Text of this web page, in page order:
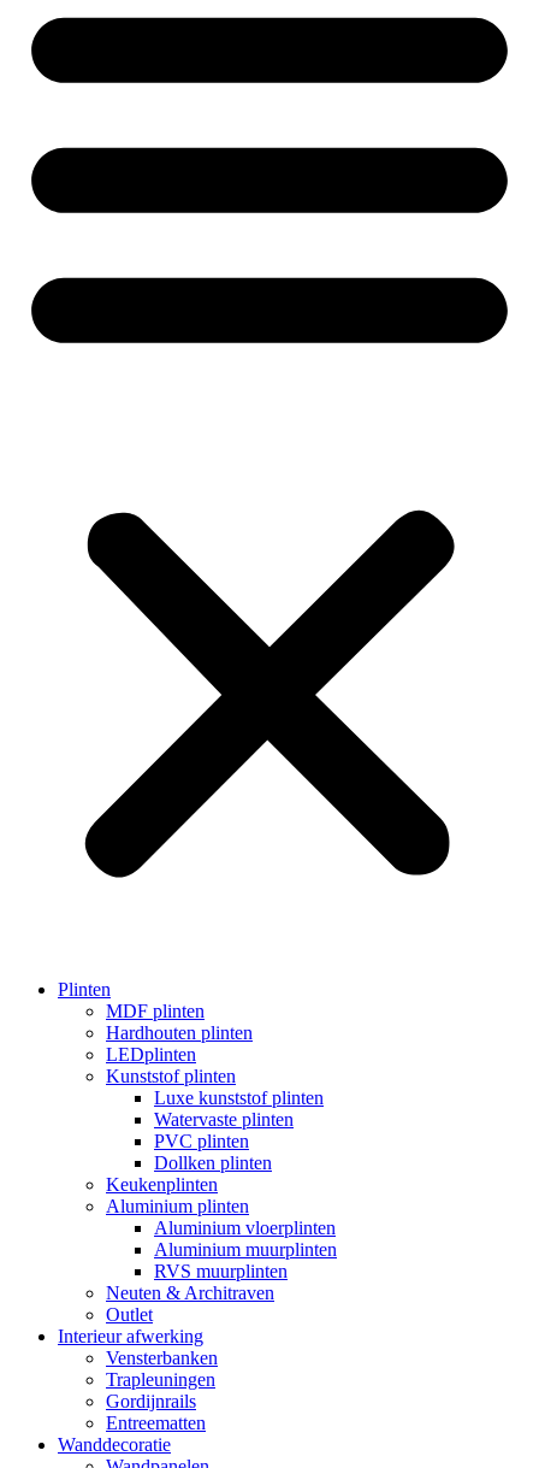
Plinten
MDF plinten
Hardhouten plinten
LEDplinten
Kunststof plinten
Luxe kunststof plinten
Watervaste plinten
PVC plinten
Dollken plinten
Keukenplinten
Aluminium plinten
Aluminium vloerplinten
Aluminium muurplinten
RVS muurplinten
Neuten & Architraven
Outlet
Interieur afwerking
Vensterbanken
Trapleuningen
Gordijnrails
Entreematten
Wanddecoratie